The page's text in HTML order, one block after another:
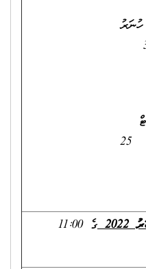
ހުނަރު
ޓެސްޓް
ގެ 11:00